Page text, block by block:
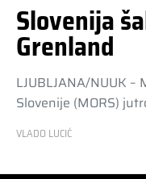
Slovenija
Grenland
LJUBLJANA/NUUK
Slovenije (MORS)
VLADO LUCIĆ